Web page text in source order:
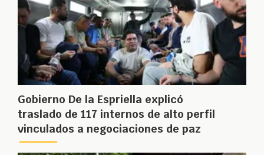
Gobierno De la Espriella explicó
traslado de 117 internos de alto perfil
vinculados a negociaciones de paz